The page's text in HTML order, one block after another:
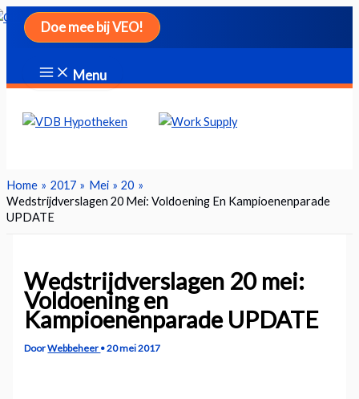
Ga
naar
inhoud
Doe mee bij VEO!
Menu
Home 2017 Mei
20
Wedstrijdverslagen 20 Mei: Voldoening En Kampioenenparade
UPDATE
Wedstrijdverslagen 20 mei:
Voldoening en
Kampioenenparade UPDATE
DoorWebbeheer •20 mei 2017